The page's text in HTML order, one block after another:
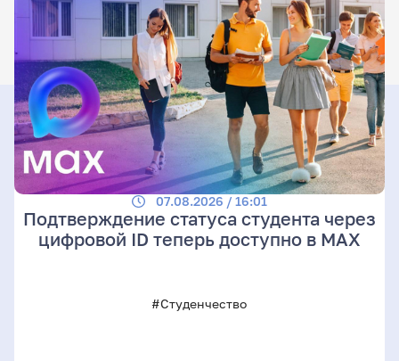
07.08.2026 / 16:01
Подтверждение статуса студента через
цифровой ID теперь доступно в МАХ
#Студенчество